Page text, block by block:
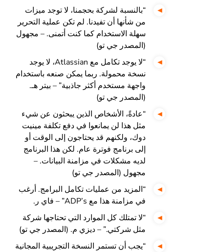
“بالنسبة لشركة بحجمنا، لا توجد ميزات
من شأنها أن تفيدنا. لم تكن عملية التحرير
سهلة الاستخدام كما كنت أتمنى. – مجهول
(المصدر جي تو)
“لا يوجد تكامل مع Atlassian، لا يوجد
نسخة محمولة. ربما يمكن صنعه باستخدام
واجهة مستخدم أكثر جاذبية” – بيتر هـ.
(المصدر جي تو)
“عادةً، الأشخاص الذين يبحثون عن شيء
مثل هذا لن يمانعوا في دفع تكلفة مينيت
دوك، ولكنهم قد يحتاجون إلى الوقت أو
إلى برنامج فوترة عام. لكن هذا البرنامج
لديه مشكلات في مزامنة البيانات. –
مجهول (المصدر جي تو)
“المزيد من عمليات تكامل البرامج. أرغب
في مزامنة هذا مع ADP’s” – فاي ر.
“لا تمتلك كل الموارد التي تحتاجها شركة
مثل شركتي.” – ديزي م. (المصدر جي تو)
“يجب أن تستمر النسخة التجريبية المجانية